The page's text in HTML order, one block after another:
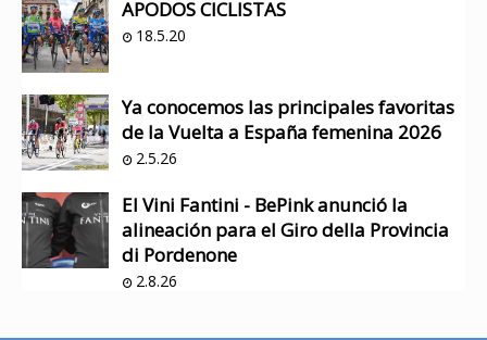
APODOS CICLISTAS
18.5.20
Ya conocemos las principales favoritas
de la Vuelta a España femenina 2026
2.5.26
El Vini Fantini - BePink anunció la
alineación para el Giro della Provincia
di Pordenone
2.8.26